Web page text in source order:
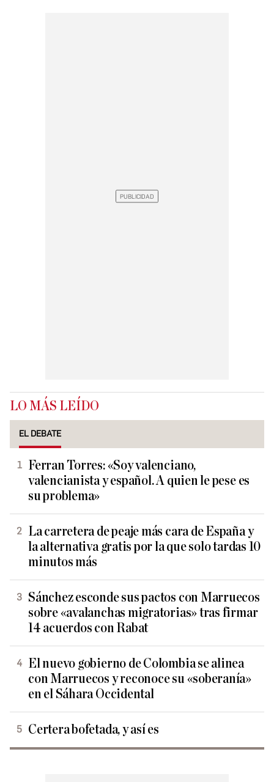
LO MÁS LEÍDO
EL DEBATE
Ferran Torres: «Soy valenciano,
valencianista y español. A quien le pese es
su problema»
La carretera de peaje más cara de España y
la alternativa gratis por la que solo tardas 10
minutos más
Sánchez esconde sus pactos con Marruecos
sobre «avalanchas migratorias» tras firmar
14 acuerdos con Rabat
El nuevo gobierno de Colombia se alinea
con Marruecos y reconoce su «soberanía»
en el Sáhara Occidental
Certera bofetada, y así es